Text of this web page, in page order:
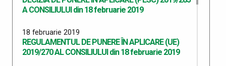
A CONSILIULUI din 18 februarie 2019
18 februarie 2019
REGULAMENTUL DE PUNERE ÎN APLICARE (UE)
2019/270 AL CONSILIULUI din 18 februarie 2019